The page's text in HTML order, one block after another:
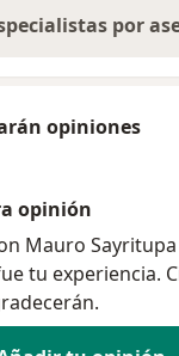
por
opiniones
opinión
Mauro
tu experiencia.